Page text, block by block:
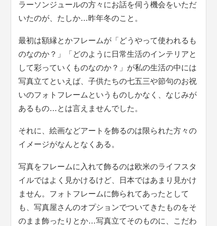
ラーソンジュールの方々にお話を伺う機会をいただ
いたのが、たしか…昨年冬のこと。
最初は額縁とかフレームが「どうやって使われるも
のなのか？」「どのように日常生活のインテリアと
して彩っていくものなのか？」が私の生活の中には
写真立てといえば、子供たちの七五三や節句のお祝
いのフォトフレームというものしかなく、なじみが
あるもの…とは言えませんでした。
それに、絵画などアートを飾るのは限られた方々の
イメージがなんとなくある。
写真をフレームに入れて飾るのは欧米のライフスタ
イルではよく見かけるけど、日本ではあまり見かけ
ません。フォトフレームに飾られてあったとして
も、写真屋さんのオプションでついてきたものをそ
のまま飾ったりとか…写真立てそのものに、こだわ